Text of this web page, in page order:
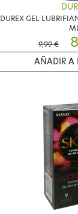
DUREX GEL
9,99 €
AÑADIR A